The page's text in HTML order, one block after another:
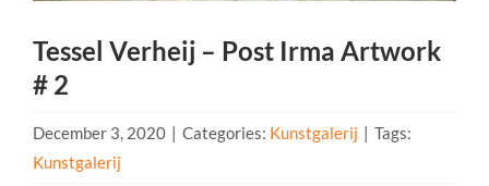
Tessel Verheij – Post Irma Artwork
# 2
December 3, 2020 | Categories: Kunstgalerij | Tags:
Kunstgalerij